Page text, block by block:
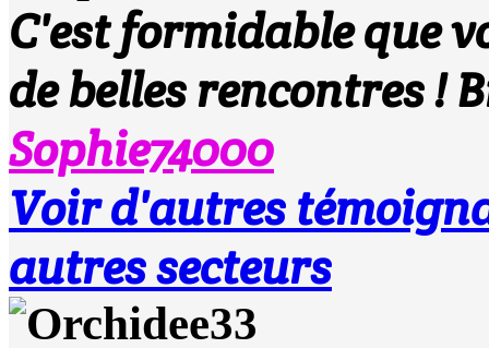
C'est formidable que
de belles rencontres !
Sophie74000
Voir d'autres
autres secteurs